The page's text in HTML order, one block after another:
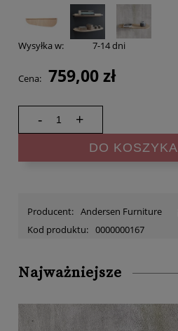
Wysyłka w: 7-14 dni
Cena: 759,00 zł
- +
DO KOSZYKA
Producent: Andersen Furniture
Kod produktu: 0000000167
Najważniejsze